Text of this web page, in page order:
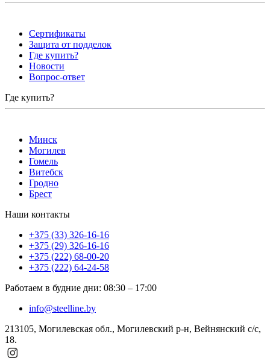
Сертификаты
Защита от подделок
Где купить?
Новости
Вопрос-ответ
Где купить?
Минск
Могилев
Гомель
Витебск
Гродно
Брест
Наши контакты
+375 (33) 326-16-16
+375 (29) 326-16-16
+375 (222) 68-00-20
+375 (222) 64-24-58
Работаем в будние дни: 08:30 – 17:00
info@steelline.by
213105, Могилевская обл., Могилевский р-н, Вейнянский с/с,
18.